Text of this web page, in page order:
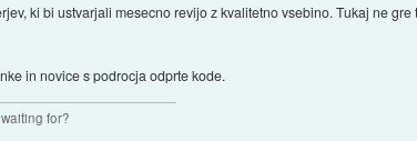
ki bi ustvarjali mesecno revijo z kvalitetno vsebino. Tukaj ne
in novice s podrocja odprte kode.
for?